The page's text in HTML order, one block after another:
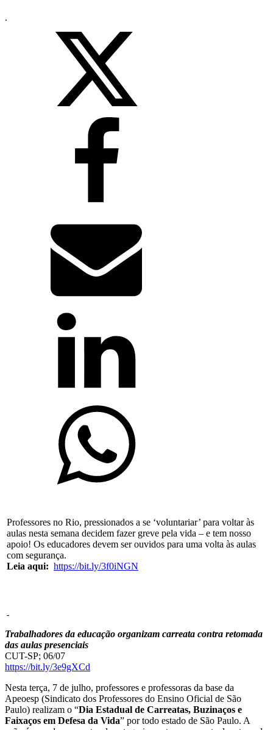
.
Professores no Rio, pressionados a se ‘voluntariar’ para voltar às
aulas nesta semana decidem fazer greve pela vida – e tem nosso
apoio! Os educadores devem ser ouvidos para uma volta às aulas
com segurança.
Leia aqui: https://bit.ly/3f0iNGN
Trabalhadores da educação organizam carreata contra retomada
das aulas presenciais
CUT-SP; 06/07
https://bit.ly/3e9gXCd
Nesta terça, 7 de julho, professores e professoras da base da
Apeoesp (Sindicato dos Professores do Ensino Oficial de São
Paulo) realizam o “Dia Estadual de Carreatas, Buzinaços e
Faixaços em Defesa da Vida” por todo estado de São Paulo. A